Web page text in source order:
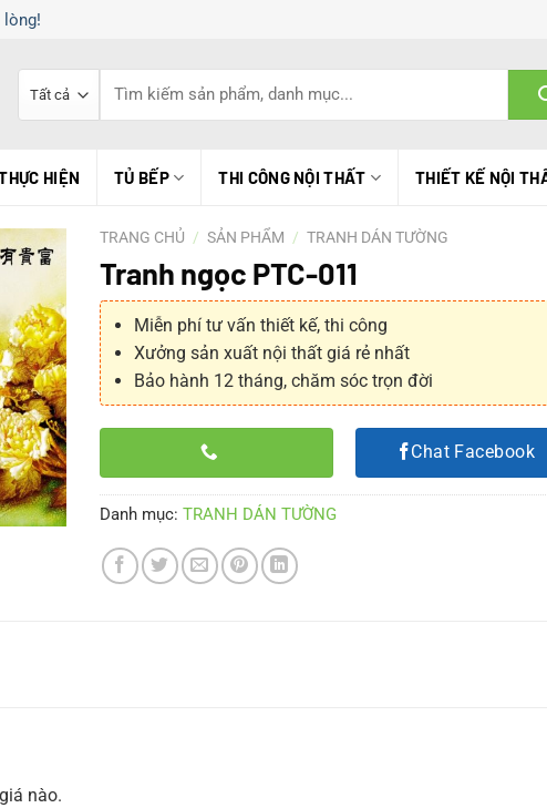
lòng!
kiếm:
HIỆN TỦ BẾP THI CÔNG NỘI THẤT THIẾT KẾ NỘI
TRANG CHỦ / SẢN PHẨM / TRANH DÁN TƯỜNG
Tranh ngọc PTC-011
Miễn phí tư vấn thiết kế, thi công
Xưởng sản xuất nội thất giá rẻ nhất
Bảo hành 12 tháng, chăm sóc trọn đời
Chat Facebook
Danh mục: TRANH DÁN TƯỜNG
nào.